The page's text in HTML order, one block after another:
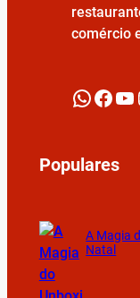
comércio
WhatsApp Facebook YouTube
Populares
A Magia
Natal